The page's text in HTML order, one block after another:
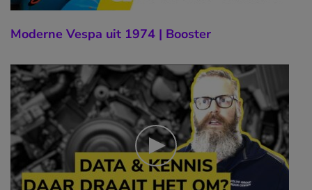
Moderne Vespa uit 1974 | Booster